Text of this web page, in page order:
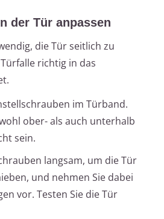
der Tür anpassen
die Tür seitlich zu
richtig in das
im Türband.
ober- als auch unterhalb
sein.
langsam, um die Tür
und nehmen Sie dabei
vor. Testen Sie die Tür